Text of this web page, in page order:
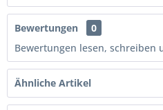
Bewertungen
0
Bewertungen lesen, schreiben
Ähnliche Artikel